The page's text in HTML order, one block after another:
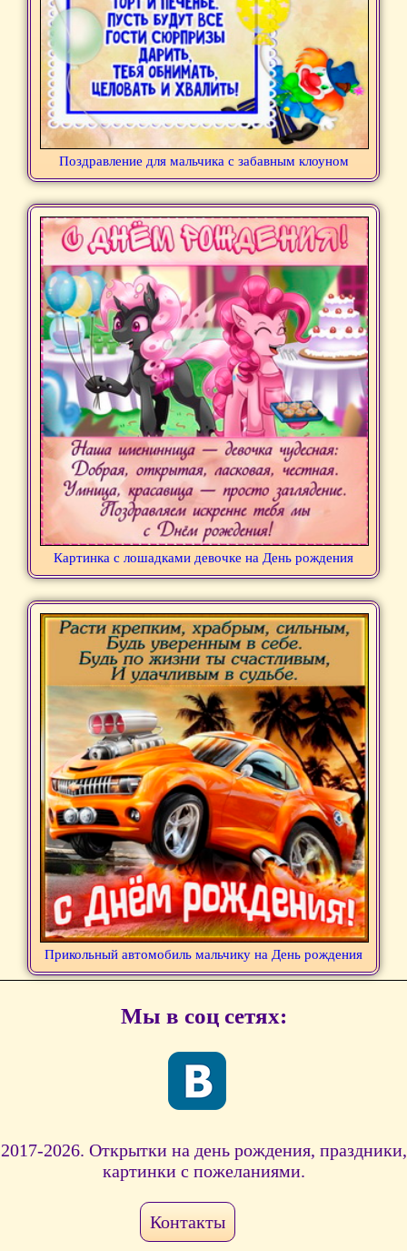
Поздравление для мальчика с забавным клоуном
Картинка с лошадками девочке на День рождения
Прикольный автомобиль мальчику на День рождения
Мы в соц сетях:
2017-2026. Открытки на день рождения, праздники,
картинки с пожеланиями.
Контакты